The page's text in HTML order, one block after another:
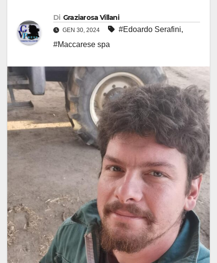
Di Graziarosa Villani
GEN 30, 2024 #Edoardo Serafini,
#Maccarese spa